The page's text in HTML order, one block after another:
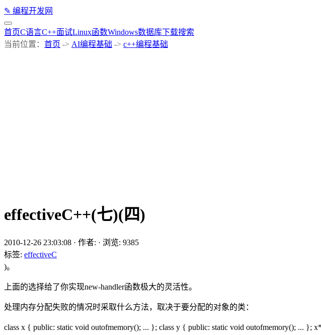
✎ 编程开发网
首页C语言C++面试Linux函数Windows数据库下载搜索
当前位置： 首页 -> AI编程基础 -> c++编程基础
effectiveC++(七)(四)
2010-12-26 23:03:08 · 作者: · 浏览: 9385
标签: effectiveC
)。
上面的选择给了你实现new-handler函数极大的灵活性。
处理内存分配失败的情况时采取什么方法，取决于要分配的对象的类：
class x { public: static void outofmemory(); ... }; class y { public: static void outofmemory(); ...